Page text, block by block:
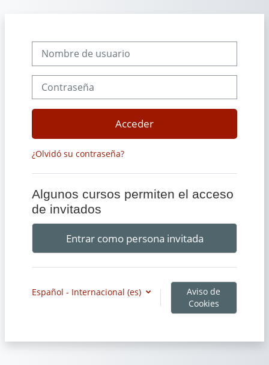
Nombre de usuario
Acceder
¿Olvidó su contraseña?
Algunos cursos permiten el acceso
de invitados
Entrar como persona invitada
Español - Internacional ‎(es)‎
Aviso de
Cookies